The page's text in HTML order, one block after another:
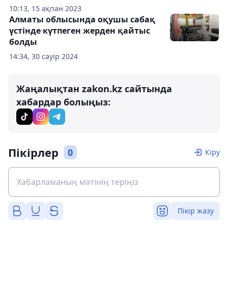
10:13, 15 ақпан 2023
14:34, 30 сәуір 2024
Алматы облысында оқушы сабақ
үстінде күтпеген жерден қайтыс
болды
Жаңалықтан zakon.kz сайтында
хабардар болыңыз:
Пікірлер 0 Кіру
Пікір жазу